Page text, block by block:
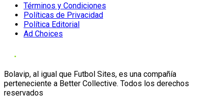
Términos y Condiciones
Políticas de Privacidad
Política Editorial
Ad Choices
Bolavip, al igual que Futbol Sites, es una compañía
perteneciente a Better Collective. Todos los derechos
reservados